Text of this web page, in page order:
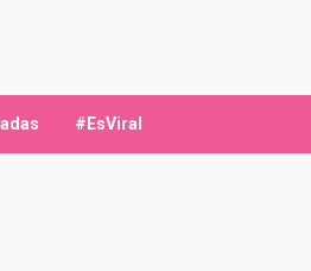
#EsViral